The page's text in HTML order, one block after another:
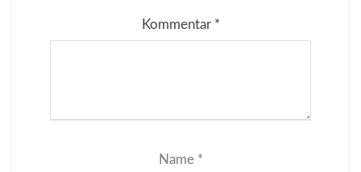
Kommentar *
Name *